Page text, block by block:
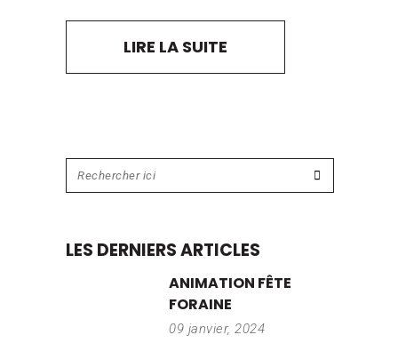
LIRE LA SUITE
LES DERNIERS ARTICLES
ANIMATION FÊTE
FORAINE
09 janvier, 2024